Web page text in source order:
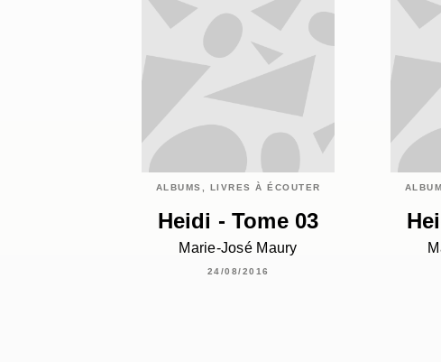
ALBUMS, LIVRES À ÉCOUTER
Heidi - Tome 03
Marie-José Maury
24/08/2016